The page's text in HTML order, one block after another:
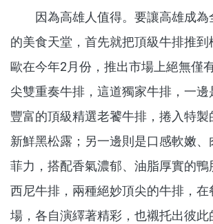
因為高雄人值得。要讓高雄成為
的美食天堂，首先就把頂級牛排推
歐在今年2月份，推出市場上絕無僅
尖雙重奏牛排，這道獨家牛排，一邊
豐富的頂級精選老饕牛排，捲入特製
新鮮黑松露；另一邊則是口感軟嫩、
菲力，搭配香氣濃郁、油脂厚實的鴨
西尼牛排，兩種絕妙頂尖的牛排，在
場，各自演繹著精彩，也襯托出彼此